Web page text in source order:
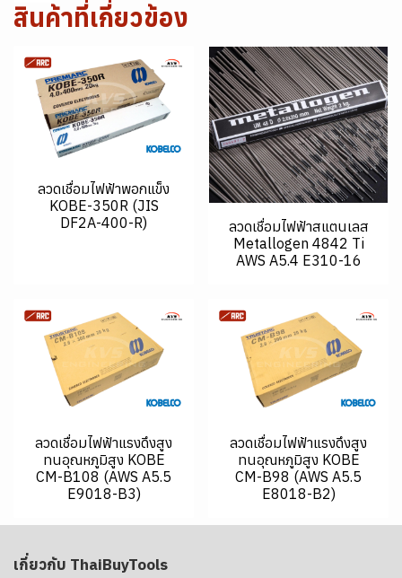
สินค้าที่เกี่ยวข้อง
ลวดเชื่อมไฟฟ้าพอกแข็ง
KOBE-350R (JIS
DF2A-400-R)
ลวดเชื่อมไฟฟ้าสแตนเลส
Metallogen 4842 Ti
AWS A5.4 E310-16
ลวดเชื่อมไฟฟ้าแรงดึงสูง
ทนอุณหภูมิสูง KOBE
CM-B108 (AWS A5.5
E9018-B3)
ลวดเชื่อมไฟฟ้าแรงดึงสูง
ทนอุณหภูมิสูง KOBE
CM-B98 (AWS A5.5
E8018-B2)
เกี่ยวกับ ThaiBuyTools